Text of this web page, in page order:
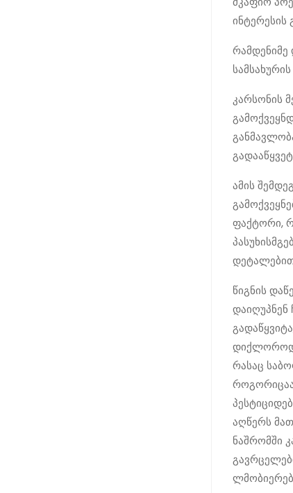
ინტერესის
რამდენიმე
კარსონის
ამის
ფაქტორი,
დეტალებით
წიგნის
დაიღუპნენ
რასაც
როგორიცაა
აღწერს
ნაშრომში